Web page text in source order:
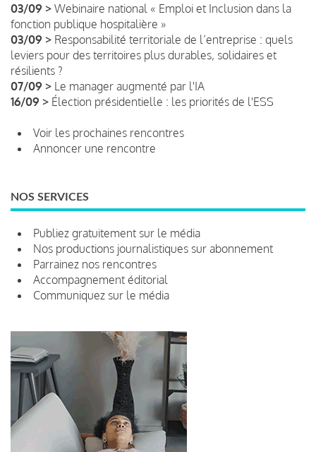
03/09 > Webinaire national « Emploi et Inclusion dans la
fonction publique hospitalière »
03/09 > Responsabilité territoriale de l’entreprise : quels
leviers pour des territoires plus durables, solidaires et
résilients ?
07/09 > Le manager augmenté par l'IA
16/09 > Élection présidentielle : les priorités de l'ESS
Voir les prochaines rencontres
Annoncer une rencontre
NOS SERVICES
Publiez gratuitement sur le média
Nos productions journalistiques sur abonnement
Parrainez nos rencontres
Accompagnement éditorial
Communiquez sur le média